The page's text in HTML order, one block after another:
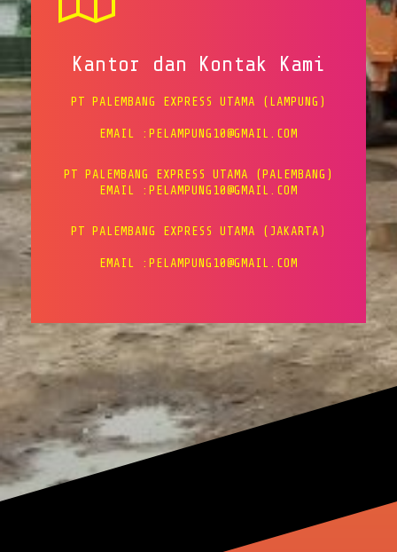
Kantor dan Kontak Kami
PT PALEMBANG EXPRESS UTAMA (LAMPUNG)
EMAIL :PELAMPUNG10@GMAIL.COM
PT PALEMBANG EXPRESS UTAMA (PALEMBANG)
EMAIL :PELAMPUNG10@GMAIL.COM
PT PALEMBANG EXPRESS UTAMA (JAKARTA)
EMAIL :PELAMPUNG10@GMAIL.COM